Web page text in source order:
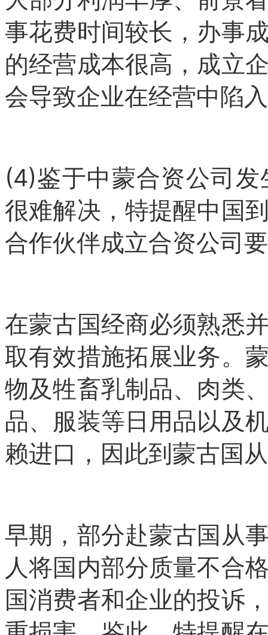
事花费时间较长，办事
的经营成本很高，成立
会导致企业在经营中陷
(4)鉴于中蒙合资公司
很难解决，特提醒中国
合作伙伴成立合资公司
在蒙古国经商必须熟悉
取有效措施拓展业务。
物及牲畜乳制品、肉类
品、服装等日用品以及
赖进口，因此到蒙古国
早期，部分赴蒙古国从
人将国内部分质量不合
国消费者和企业的投诉